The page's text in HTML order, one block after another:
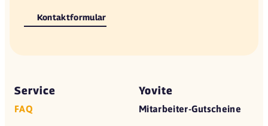
Kontaktformular
Service
FAQ
Yovite
Mitarbeiter-Gutscheine